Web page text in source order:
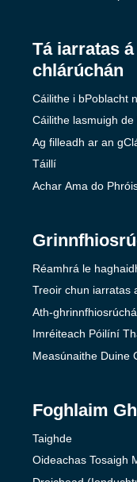
Tá iarratas
chlárúchán
Cáilithe i bPoblacht
Cáilithe lasmuigh
Ag filleadh ar an
Táillí
Achar Ama do
Réamhrá le
Treoir chun iarratas
Ath-
Imréiteach Póilíní
Measúnaithe Duine
Foghlaim
Taighde
Oideachas Tosaigh